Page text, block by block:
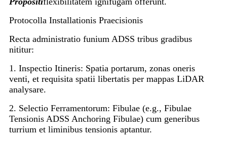
Protocolla Installationis Praecisionis
Recta administratio funium ADSS tribus gradibus
nititur:
1. Inspectio Itineris: Spatia portarum, zonas oneris
venti, et requisita spatii libertatis per mappas LiDAR
analysare.
2. Selectio Ferramentorum: Fibulae (e.g., Fibulae
Tensionis ADSS Anchoring Fibulae) cum generibus
turrium et liminibus tensionis aptantur.